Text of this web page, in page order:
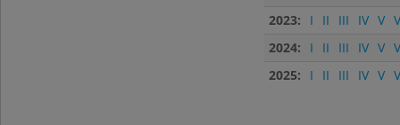
2023:
I II III IV V
2024:
I II III IV V
2025:
I II III IV V